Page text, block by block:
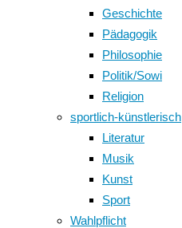
Geschichte
Pädagogik
Philosophie
Politik/Sowi
Religion
sportlich-künstlerisch
Literatur
Musik
Kunst
Sport
Wahlpflicht